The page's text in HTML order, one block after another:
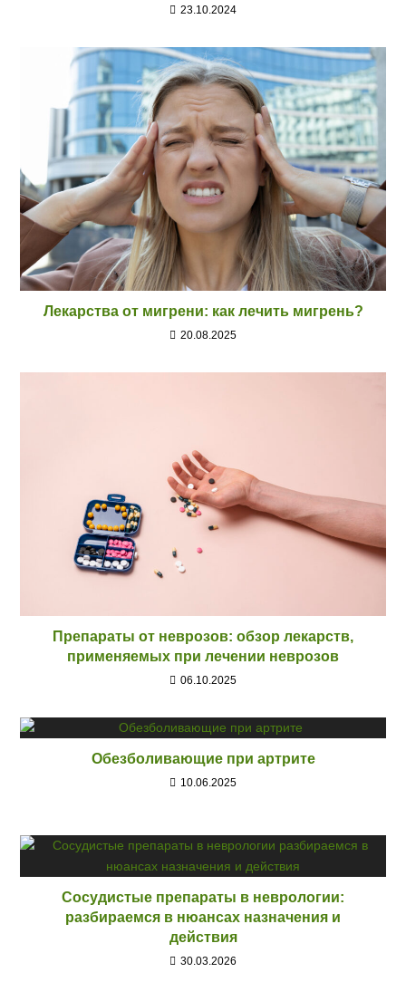
23.10.2024
Лекарства от мигрени: как лечить мигрень?
20.08.2025
Препараты от неврозов: обзор лекарств,
применяемых при лечении неврозов
06.10.2025
Обезболивающие при артрите
10.06.2025
Сосудистые препараты в неврологии:
разбираемся в нюансах назначения и
действия
30.03.2026